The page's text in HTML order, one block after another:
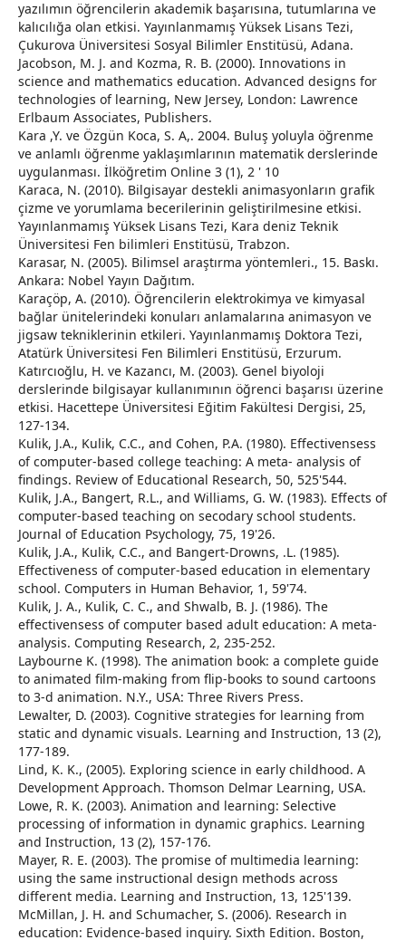
yazılımın öğrencilerin akademik başarısına, tutumlarına ve
kalıcılığa olan etkisi. Yayınlanmamış Yüksek Lisans Tezi,
Çukurova Üniversitesi Sosyal Bilimler Enstitüsü, Adana.
Jacobson, M. J. and Kozma, R. B. (2000). Innovations in
science and mathematics education. Advanced designs for
technologies of learning, New Jersey, London: Lawrence
Erlbaum Associates, Publishers.
Kara ,Y. ve Özgün Koca, S. A,. 2004. Buluş yoluyla öğrenme
ve anlamlı öğrenme yaklaşımlarının matematik derslerinde
uygulanması. İlköğretim Online 3 (1), 2 ' 10
Karaca, N. (2010). Bilgisayar destekli animasyonların grafik
çizme ve yorumlama becerilerinin geliştirilmesine etkisi.
Yayınlanmamış Yüksek Lisans Tezi, Kara deniz Teknik
Üniversitesi Fen bilimleri Enstitüsü, Trabzon.
Karasar, N. (2005). Bilimsel araştırma yöntemleri., 15. Baskı.
Ankara: Nobel Yayın Dağıtım.
Karaçöp, A. (2010). Öğrencilerin elektrokimya ve kimyasal
bağlar ünitelerindeki konuları anlamalarına animasyon ve
jigsaw tekniklerinin etkileri. Yayınlanmamış Doktora Tezi,
Atatürk Üniversitesi Fen Bilimleri Enstitüsü, Erzurum.
Katırcıoğlu, H. ve Kazancı, M. (2003). Genel biyoloji
derslerinde bilgisayar kullanımının öğrenci başarısı üzerine
etkisi. Hacettepe Üniversitesi Eğitim Fakültesi Dergisi, 25,
127-134.
Kulik, J.A., Kulik, C.C., and Cohen, P.A. (1980). Effectivensess
of computer-based college teaching: A meta- analysis of
findings. Review of Educational Research, 50, 525'544.
Kulik, J.A., Bangert, R.L., and Williams, G. W. (1983). Effects of
computer-based teaching on secodary school students.
Journal of Education Psychology, 75, 19'26.
Kulik, J.A., Kulik, C.C., and Bangert-Drowns, .L. (1985).
Effectiveness of computer-based education in elementary
school. Computers in Human Behavior, 1, 59'74.
Kulik, J. A., Kulik, C. C., and Shwalb, B. J. (1986). The
effectivensess of computer based adult education: A meta-
analysis. Computing Research, 2, 235-252.
Laybourne K. (1998). The animation book: a complete guide
to animated film-making from flip-books to sound cartoons
to 3-d animation. N.Y., USA: Three Rivers Press.
Lewalter, D. (2003). Cognitive strategies for learning from
static and dynamic visuals. Learning and Instruction, 13 (2),
177-189.
Lind, K. K., (2005). Exploring science in early childhood. A
Development Approach. Thomson Delmar Learning, USA.
Lowe, R. K. (2003). Animation and learning: Selective
processing of information in dynamic graphics. Learning
and Instruction, 13 (2), 157-176.
Mayer, R. E. (2003). The promise of multimedia learning:
using the same instructional design methods across
different media. Learning and Instruction, 13, 125'139.
McMillan, J. H. and Schumacher, S. (2006). Research in
education: Evidence-based inquiry. Sixth Edition. Boston,